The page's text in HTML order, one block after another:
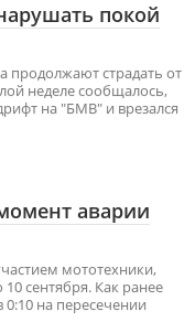
покой
продолжают страдать от
неделе сообщалось,
на "БМВ" и врезался
аварии
мототехники,
сентября. Как ранее
на пересечении